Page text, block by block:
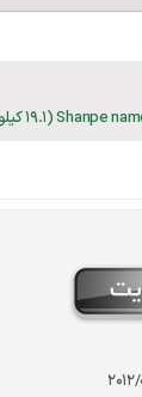
Shanpe(19.1 کیلو بایت, مشاهدات 18)